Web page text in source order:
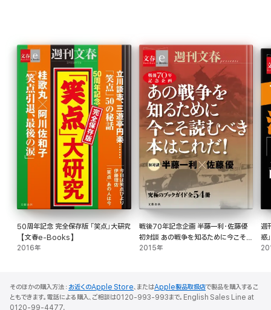
はたしてSMAPは分裂するのか? 今回の騒動の背景には何があるのか。
その鍵となる記事を、電子書籍で一挙公開。
※この電子書籍は、週刊文春2015年1月29日号に掲載された「ジャニーズ女帝メ
リー喜多川 怒りの告白5時間」の記事を電子書籍化したものです
50周年記念 完全保存版 「笑点」大研究
【文春e-Books】
2016年
戦後70年記念企画 半藤一利・佐藤優
初対談 あの戦争を知るために今こそ読
むべき本はこれだ! 【文春e-
2015年
週
惑
そのほかの購入方法： お近くのApple Store、またはApple製品取扱店で製品を購入するこ
ともできます。電話による購入、ご相談は0120-993-993まで。English Sales Line at
0120-99-4477.